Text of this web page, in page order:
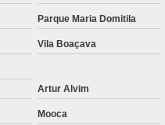
Parque Maria Domitila
Vila Boaçava
Artur Alvim
Mooca